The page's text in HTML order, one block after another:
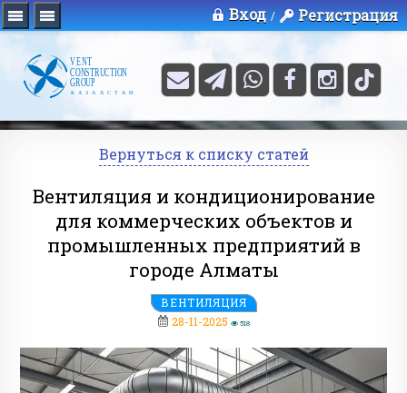
Вход / Регистрация
Вернуться к списку статей
Вентиляция и кондиционирование
для коммерческих объектов и
промышленных предприятий в
городе Алматы
ВЕНТИЛЯЦИЯ
28-11-2025
518